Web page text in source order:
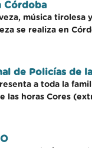
Córdoba
música tirolesa
se realiza en
de Policías de
a toda la
las horas Cores